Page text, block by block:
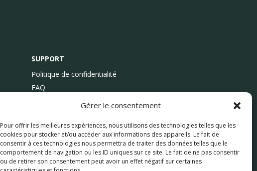
Gérer le consentement
Pour offrir les meilleures expériences, nous utilisons des technologies telles que les
cookies pour stocker et/ou accéder aux informations des appareils. Le fait de
consentir à ces technologies nous permettra de traiter des données telles que le
comportement de navigation ou les ID uniques sur ce site. Le fait de ne pas consentir
ou de retirer son consentement peut avoir un effet négatif sur certaines
SUPPORT
Politique de confidentialité
FAQ